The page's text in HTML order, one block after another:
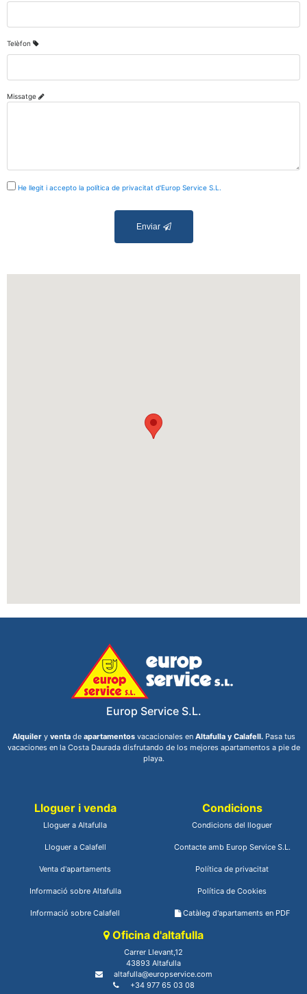
Telèfon
Missatge
He llegit i accepto la política de privacitat d'Europ Service S.L.
Enviar
Europ Service S.L.
Alquilery ventade apartamentosvacacionales en Altafulla y Calafell. Pasa tus
vacaciones en la Costa Daurada disfrutando de los mejores apartamentos a pie de
playa.
Lloguer i venda
Lloguer a Altafulla
Lloguer a Calafell
Venta d'apartaments
Informació sobre Altafulla
Informació sobre Calafell
Condicions
Condicions del lloguer
Contacte amb Europ Service S.L.
Política de privacitat
Política de Cookies
Catàleg d'apartaments en PDF
Oficina d'altafulla
Carrer Llevant,12
43893 Altafulla
altafulla@europservice.com
+34 977 65 03 08